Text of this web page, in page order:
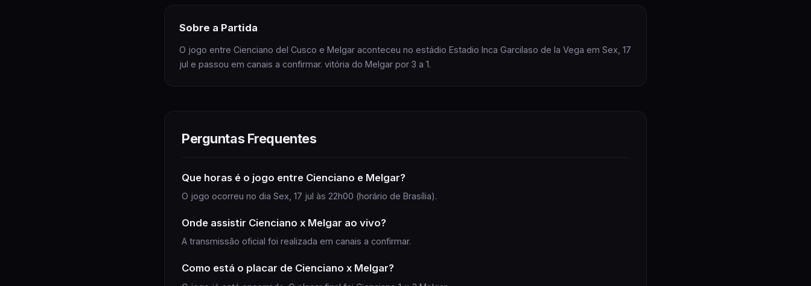
Sobre a Partida
O jogo entre Cienciano del Cusco e Melgar aconteceu no estádio Estadio Inca Garcilaso de la Vega em Sex, 17
jul e passou em canais a confirmar. vitória do Melgar por 3 a 1.
Perguntas Frequentes
Que horas é o jogo entre Cienciano e Melgar?
O jogo ocorreu no dia Sex, 17 jul às 22h00 (horário de Brasília).
Onde assistir Cienciano x Melgar ao vivo?
A transmissão oficial foi realizada em canais a confirmar.
Como está o placar de Cienciano x Melgar?